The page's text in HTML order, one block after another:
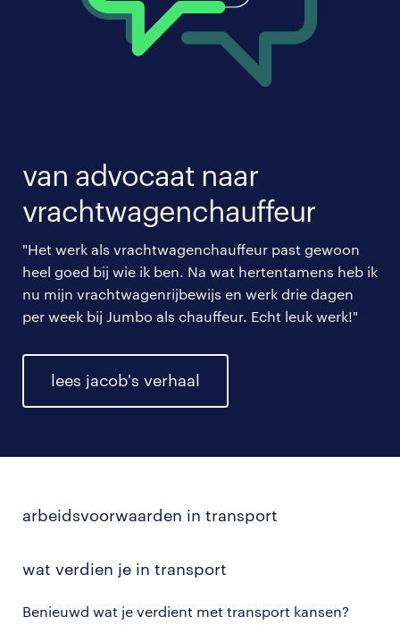
van advocaat naar
vrachtwagenchauffeur
"Het werk als vrachtwagenchauffeur past gewoon
heel goed bij wie ik ben. Na wat hertentamens heb ik
nu mijn vrachtwagenrijbewijs en werk drie dagen
per week bij Jumbo als chauffeur. Echt leuk werk!"
lees jacob's verhaal
arbeidsvoorwaarden in transport
wat verdien je in transport
Benieuwd wat je verdient met transport kansen?